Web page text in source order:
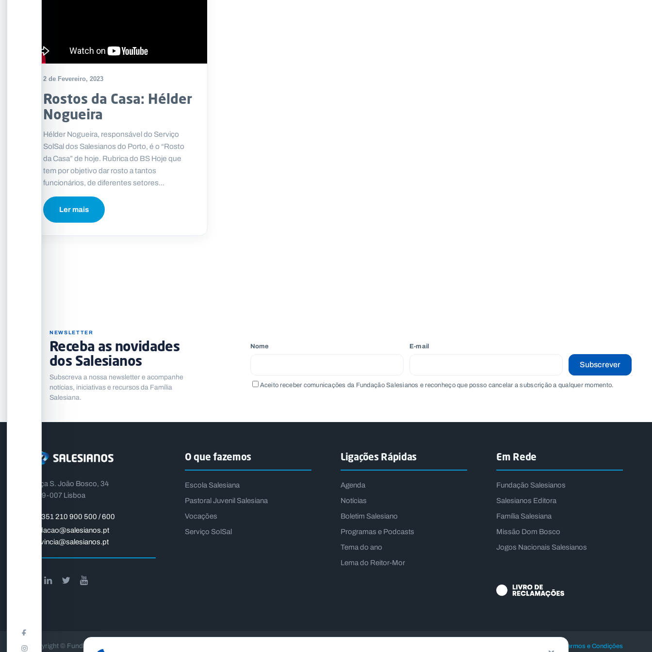
2 de Fevereiro, 2023
Rostos da Casa: Hélder
Nogueira
Hélder Nogueira, responsável do Serviço
SolSal dos Salesianos do Porto, é o “Rosto
da Casa” de hoje. Rubrica do BS Hoje que
tem por objetivo dar rosto a tantos
funcionários, de diferentes setores...
Ler mais
NEWSLETTER
Receba as novidades
dos Salesianos
Subscreva a nossa newsletter e acompanhe
notícias, iniciativas e recursos da Família
Salesiana.
Nome E-mail
Aceito receber comunicações da Fundação Salesianos e reconheço que posso cancelar a subscrição a qualquer momento.
Subscrever
Praça S. João Bosco, 34
1399-007 Lisboa
+351 210 900 500 / 600
fundacao@salesianos.pt
provincia@salesianos.pt
O que fazemos
Escola Salesiana
Pastoral Juvenil Salesiana
Vocações
Serviço SolSal
Ligações Rápidas
Agenda
Notícias
Boletim Salesiano
Programas e Podcasts
Tema do ano
Lema do Reitor-Mor
Em Rede
Fundação Salesianos
Salesianos Editora
Família Salesiana
Missão Dom Bosco
Jogos Nacionais Salesianos
Copyright © Fundação Salesianos Termos e Condições